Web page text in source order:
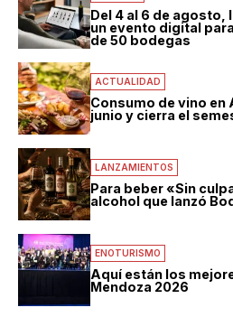
Del 4 al 6 de agosto,
un evento digital
de 50 bodegas
ACTUALIDAD
Consumo de vino en
junio y cierra el
LANZAMIENTOS
Para beber «Sin
alcohol que lanzó
ENOTURISMO
Aquí están los
Mendoza 2026